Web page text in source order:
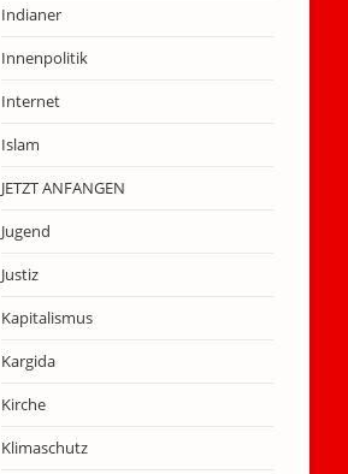
Indianer
Innenpolitik
Internet
Islam
JETZT ANFANGEN
Jugend
Justiz
Kapitalismus
Kargida
Kirche
Klimaschutz